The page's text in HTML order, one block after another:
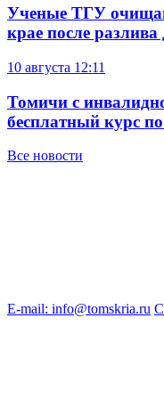
Ученые ТГУ
крае после разлива
10 августа 12:11
Томичи с
бесплатный курс
Все новости
E-mail: info@tomskria.ru